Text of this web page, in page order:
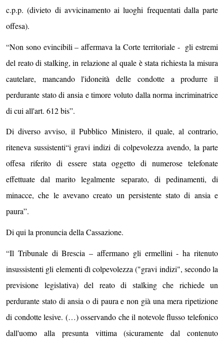
c.p.p. (divieto di avvicinamento ai luoghi frequentati dalla parte
offesa).
“Non sono evincibili – affermava la Corte territoriale - gli estremi
del reato di stalking, in relazione al quale è stata richiesta la misura
cautelare, mancando l'idoneità delle condotte a produrre il
perdurante stato di ansia e timore voluto dalla norma incriminatrice
di cui all'art. 612 bis”.
Di diverso avviso, il Pubblico Ministero, il quale, al contrario,
riteneva sussistenti“i gravi indizi di colpevolezza avendo, la parte
offesa riferito di essere stata oggetto di numerose telefonate
effettuate dal marito legalmente separato, di pedinamenti, di
minacce, che le avevano creato un persistente stato di ansia e
paura”.
Di qui la pronuncia della Cassazione.
“Il Tribunale di Brescia – affermano gli ermellini - ha ritenuto
insussistenti gli elementi dì colpevolezza ("gravi indizi", secondo la
previsione legislativa) del reato di stalking che richiede un
perdurante stato di ansia o di paura e non già una mera ripetizione
di condotte lesive. (…) osservando che il notevole flusso telefonico
dall'uomo alla presunta vittima (sicuramente dal contenuto